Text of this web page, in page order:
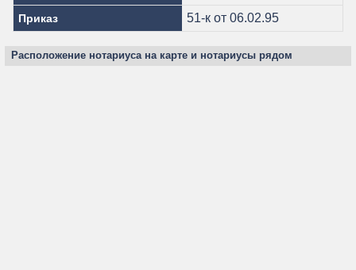
Приказ 51-к от 06.02.95
Расположение нотариуса на карте и нотариусы рядом